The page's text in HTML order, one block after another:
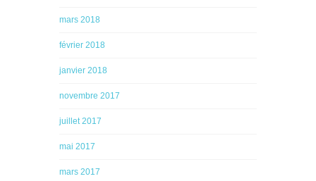
mars 2018
février 2018
janvier 2018
novembre 2017
juillet 2017
mai 2017
mars 2017